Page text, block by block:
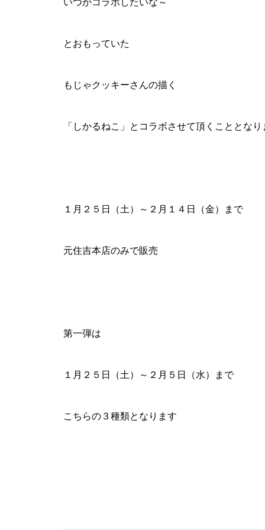
いつかコラボしたいな～
とおもっていた
もじゃクッキーさんの描く
「しかるねこ」とコラボさせて頂くこととなり
１月２５日（土）～２月１４日（金）まで
元住吉本店のみで販売
第一弾は
１月２５日（土）～２月５日（水）まで
こちらの３種類となります